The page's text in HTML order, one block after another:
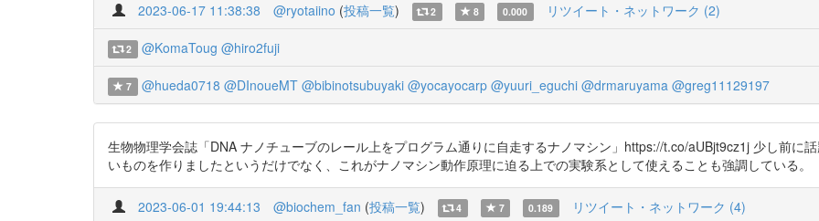
2023-06-17 11:38:38 @ryotaiino (投稿一覧) 2 8 0.000 リツイート・ネットワーク (2)
2 @KomaToug @hiro2fuji
7 @hueda0718 @DInoueMT @bibinotsubuyaki @yocayocarp @yuuri_eguchi @drmaruyama @greg11129197
生物物理学会誌「DNA ナノチューブのレール上をプログラム通りに自走するナノマシン」https://t.co/aUBjt9cz1j 少し前に
いものを作りましたというだけでなく、これがナノマシン動作原理に迫る上での実験系として使えることも強調している。
2023-06-01 19:44:13 @biochem_fan (投稿一覧) 4 7 0.189 リツイート・ネットワーク (4)